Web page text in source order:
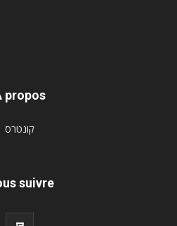
propos
קונטרס
suivre